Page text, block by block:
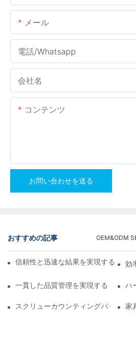
メール
電話/whatsapp
会社名
コンテンツ
お問い合わせを送る
おすすめの記事 OEM&ODM
信頼性と迅速な結果を実現するスク効
一貫した品質管理を実現するトップハ
スクリューカウンティングパッキン
家